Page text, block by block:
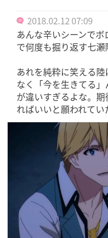
2018.02.12 07:09
あんな辛いシーンでボ
で何度も掘り返す七
あれを純粋に笑える
なく「今を生きてる
が違いすぎるよな。
ればいいと願われてい